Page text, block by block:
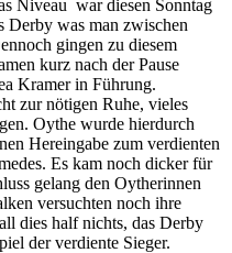
Niveau war diesen Sonntag
Derby was man zwischen
gingen zu diesem
kurz nach der Pause
Kramer in Führung.
zur nötigen Ruhe, vieles
Oythe wurde hierdurch
Hereingabe zum verdienten
Es kam noch dicker für
gelang den Oytherinnen
versuchten noch ihre
dies half nichts, das Derby
der verdiente Sieger.